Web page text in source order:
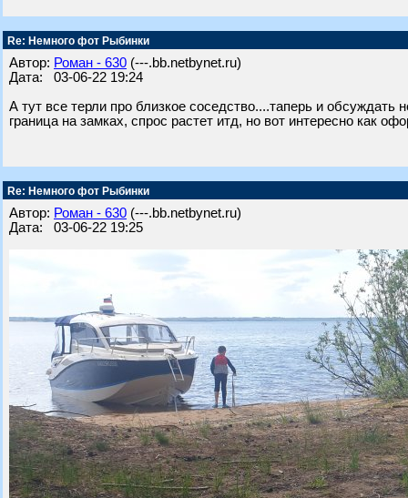
Re: Немного фот Рыбинки
Автор: Роман - 630 (---.bb.netbynet.ru)
Дата: 03-06-22 19:24
А тут все терли про близкое соседство....таперь и
граница на замках, спрос растет итд, но вот интересно как
Re: Немного фот Рыбинки
Автор: Роман - 630 (---.bb.netbynet.ru)
Дата: 03-06-22 19:25